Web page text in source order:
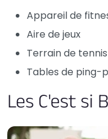
Appareil de
Aire de jeux
Terrain de tennis
Tables de ping-
Les C'est si